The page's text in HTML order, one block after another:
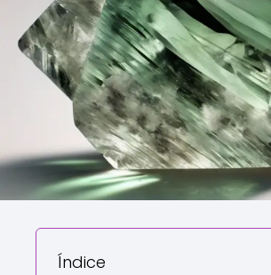
Índice